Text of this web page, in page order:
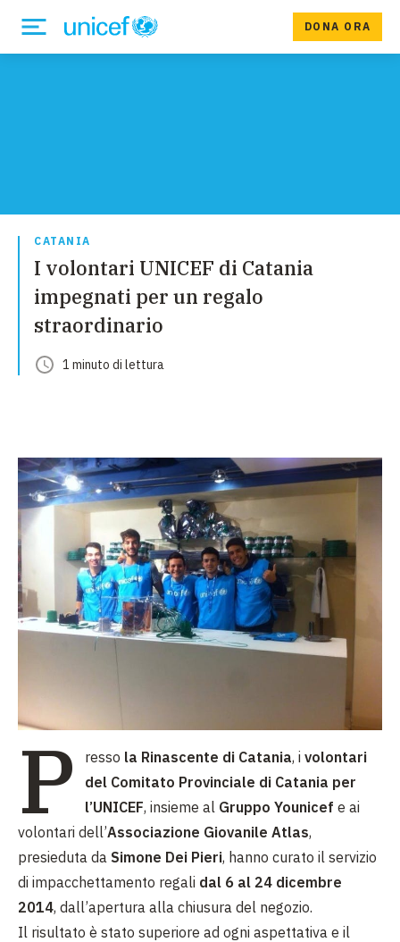
DONA ORA
CATANIA
I volontari UNICEF di Catania
impegnati per un regalo
straordinario
1 minuto di lettura
P resso la Rinascente di Catania, i volontari
del Comitato Provinciale di Catania per
l’UNICEF, insieme al Gruppo Younicef e ai
volontari dell’Associazione Giovanile Atlas,
presieduta da Simone Dei Pieri, hanno curato il servizio
di impacchettamento regali dal 6 al 24 dicembre
2014, dall’apertura alla chiusura del negozio.
Il risultato è stato superiore ad ogni aspettativa e il